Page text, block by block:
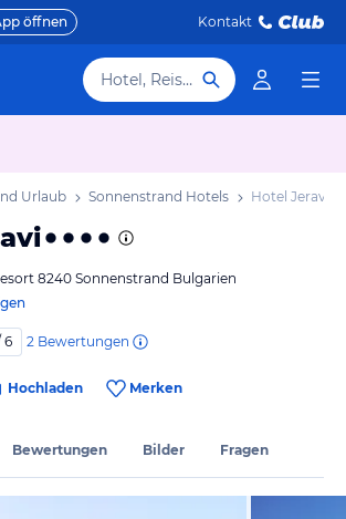
öffnen Kontakt
Hotel, Reiseziel
Urlaub Sonnenstrand Hotels Hotel Jeravi
8240 Sonnenstrand Bulgarien
6 2 Bewertungen
Hochladen Merken
Bewertungen Bilder Fragen